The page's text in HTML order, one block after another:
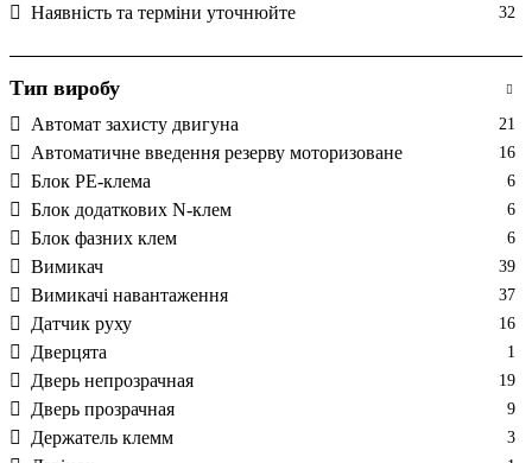
Наявність та терміни уточнюйте 32
Тип виробу
Автомат захисту двигуна 21
Автоматичне введення резерву моторизоване 16
Блок PE-клема 6
Блок додаткових N-клем 6
Блок фазних клем 6
Вимикач 39
Вимикачі навантаження 37
Датчик руху 16
Дверцята 1
Дверь непрозрачная 19
Дверь прозрачная 9
Держатель клемм 3